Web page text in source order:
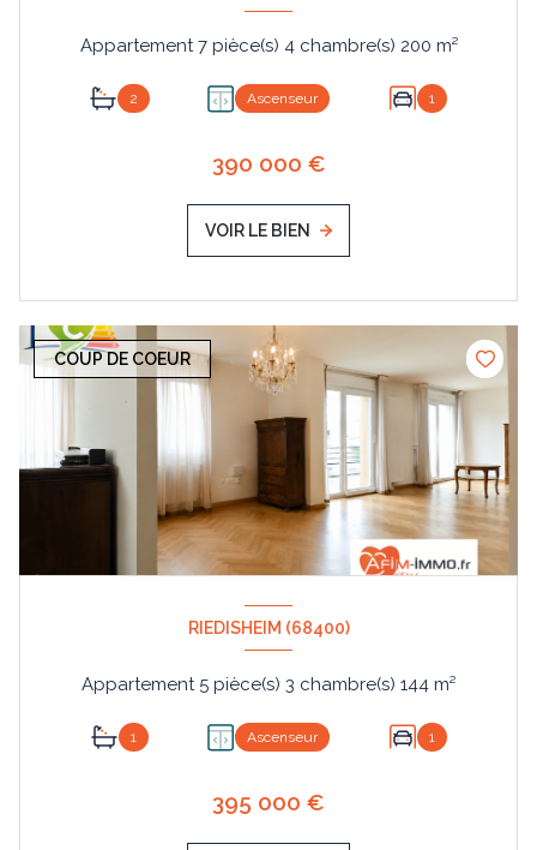
Appartement 7 pièce(s) 4 chambre(s) 200 m²
2 Ascenseur 1
390 000 €
VOIR LE BIEN
COUP DE COEUR
RIEDISHEIM (68400)
Appartement 5 pièce(s) 3 chambre(s) 144 m²
1 Ascenseur 1
395 000 €